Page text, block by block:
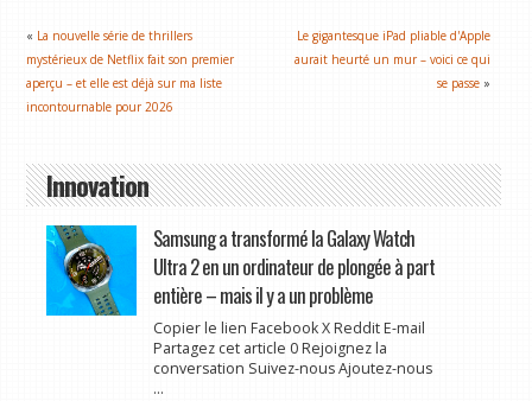
« La nouvelle série de thrillers
mystérieux de Netflix fait son premier
aperçu – et elle est déjà sur ma liste
incontournable pour 2026
Le gigantesque iPad pliable d'Apple
aurait heurté un mur – voici ce qui
se passe »
Innovation
Samsung a transformé la Galaxy Watch
Ultra 2 en un ordinateur de plongée à part
entière – mais il y a un problème
Copier le lien Facebook X Reddit E-mail
Partagez cet article 0 Rejoignez la
conversation Suivez-nous Ajoutez-nous
...